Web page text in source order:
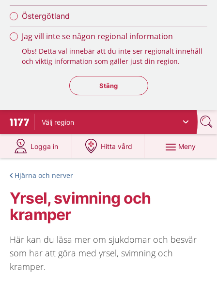
Östergötland
Jag vill inte se någon regional information
Obs! Detta val innebär att du inte ser regionalt innehåll
och viktig information som gäller just din region.
Stäng regionsväljaren
Stäng
Till startsidan för 1177
Välj region
Logga in
på 1177.se
Hitta vård
på 1177.se
Meny
Hjärna och nerver
Yrsel, svimning och
kramper
Här kan du läsa mer om sjukdomar och besvär
som har att göra med yrsel, svimning och
kramper.